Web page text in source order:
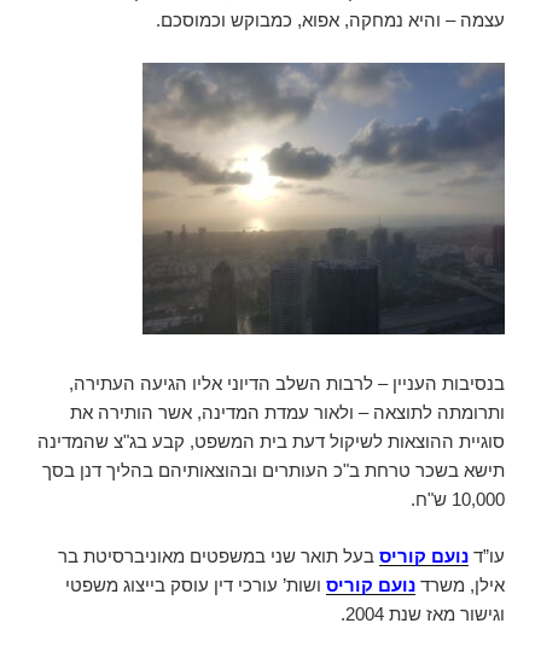
עצמה – והיא נמחקה, אפוא, כמבוקש וכמוסכם.
בנסיבות העניין – לרבות השלב הדיוני אליו הגיעה העתירה,
ותרומתה לתוצאה – ולאור עמדת המדינה, אשר הותירה את
סוגיית ההוצאות לשיקול דעת בית המשפט, קבע בג"צ שהמדינה
תישא בשכר טרחת ב"כ העותרים ובהוצאותיהם בהליך דנן בסך
10,000 ש"ח.
עו”ד נועם קוריס בעל תואר שני במשפטים מאוניברסיטת בר
אילן, משרד נועם קוריס ושות’ עורכי דין עוסק בייצוג משפטי
וגישור מאז שנת 2004.